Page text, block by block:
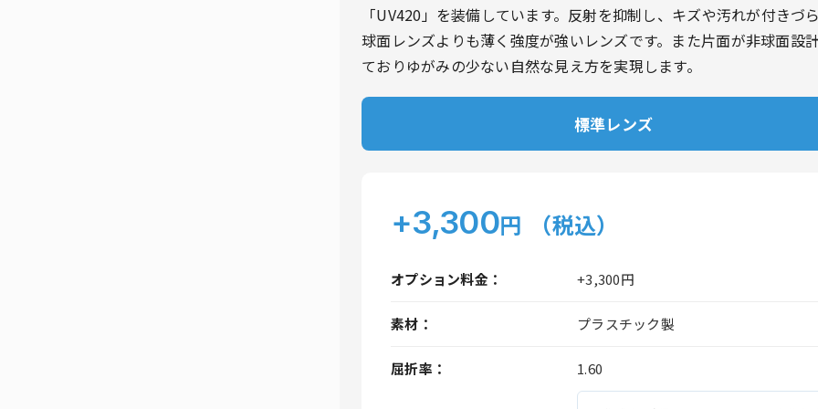
「UV420」を装備しています。反射を抑制し、キズや汚れが付きづ
球面レンズよりも薄く強度が強いレンズです。また片面が非球面設
ておりゆがみの少ない自然な見え方を実現します。
標準レンズ
+3,300円 （税込）
オプション料金： +3,300円
素材： プラスチック製
屈折率： 1.60